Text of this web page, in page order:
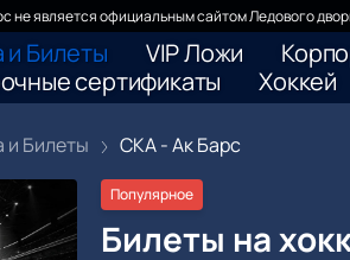
не является официальным сайтом Ледового
Билеты VIP Ложи
сертификаты
Хоккей
Билеты СКА - Ак Барс
Популярное
Билеты на